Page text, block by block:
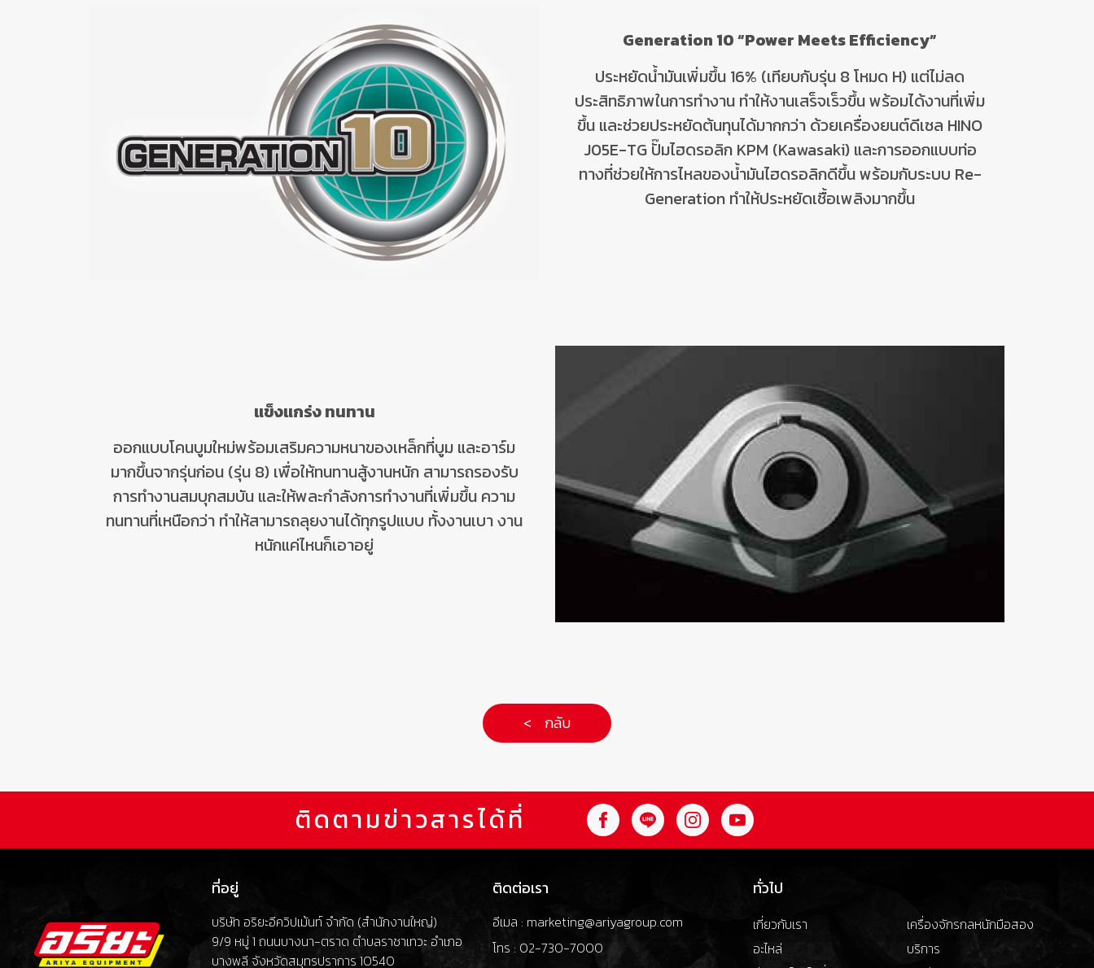
Generation 10 “Power Meets Efficiency”
ประหยัดน้ำมันเพิ่มขึ้น 16% (เทียบกับรุ่น 8โหมด H) แต่ไม่ลด
ประสิทธิภาพในการทำงาน ทำให้งานเสร็จเร็วขึ้น พร้อมได้งานที่เพิ่ม
ขึ้น และช่วยประหยัดต้นทุนได้มากกว่า ด้วยเครื่องยนต์ดีเซล HINO
J05E-TG ปั๊มไฮดรอลิก KPM (Kawasaki)และการออกแบบท่อ
ทางที่ช่วยให้การไหลของน้ำมันไฮดรอลิกดีขึ้น พร้อมกับระบบ Re-
Generation ทำให้ประหยัดเชื้อเพลิงมากขึ้น
แข็งแกร่ง ทนทาน
ออกแบบโคนบูมใหม่พร้อมเสริมความหนาของเหล็กที่บูม และอาร์ม
มากขึ้นจากรุ่นก่อน (รุ่น 8) เพื่อให้ทนทานสู้งานหนัก สามารถรองรับ
การทำงานสมบุกสมบัน และให้พละกำลังการทำงานที่เพิ่มขึ้น ความ
ทนทานที่เหนือกว่า ทำให้สามารถลุยงานได้ทุกรูปแบบ ทั้งงานเบา งาน
หนักแค่ไหนก็เอาอยู่
< กลับ
ติดตามข่าวสารได้ที่
ที่อยู่
บริษัท อริยะอีควิปเม้นท์ จำกัด (สำนักงานใหญ่)
9/9 หมู่ 1 ถนนบางนา-ตราด ตำบลราชาเทวะ อำเภอ
บางพลี จังหวัดสมุทรปราการ 10540
ติดต่อเรา
อีเมล : marketing@ariyagroup.com
โทร : 02-730-7000
ทั่วไป
เกี่ยวกับเรา
อะไหล่
เครื่องจักรกลหนักมือสอง
บริการ